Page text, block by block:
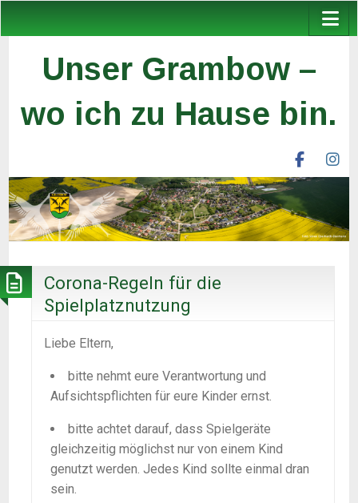
Unser Grambow –
wo ich zu Hause bin.
unser
ev
Corona-Regeln für die
Spielplatznutzung
Liebe Eltern,
bitte nehmt eure Verantwortung und
Aufsichtspflichten für eure Kinder ernst.
bitte achtet darauf, dass Spielgeräte
gleichzeitig möglichst nur von einem Kind
genutzt werden. Jedes Kind sollte einmal dran
sein.